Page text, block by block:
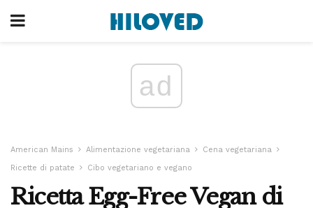
ad
American Mains Alimentazione vegetariana
Cena vegetariana
Ricette di patate
Cibo vegetariano e vegano
Ricetta Egg-Free Vegan di